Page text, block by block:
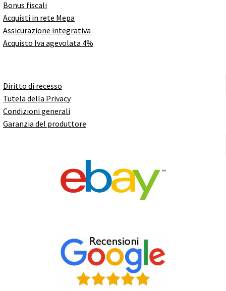
Bonus fiscali
Acquisti in rete Mepa
Assicurazione integrativa
Acquisto Iva agevolata 4%
Diritto di recesso
Tutela della Privacy
Condizioni generali
Garanzia del produttore